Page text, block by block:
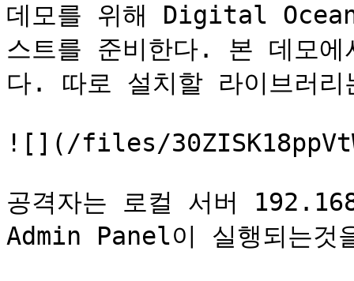
데모를 위해 Digital Ocean
스트를 준비한다. 본 데모
다. 따로 설치할 라이브러
![](/files/
공격자는 로컬 서버
Admin Panel이 실행되는것